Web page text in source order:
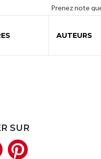
Prenez note
AUTEURS
SUR
Twitter